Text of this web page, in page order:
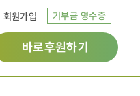
회원가입 기부금 영수증
바로후원하기